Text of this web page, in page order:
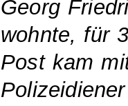
Georg
wohnte, für
Post kam